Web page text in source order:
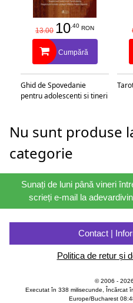
13.00 10.40 RON
Cumpără
Ghid de Spovedanie
pentru adolescenti si tineri
Nu sunt produse
categorie
Sunați de luni până vineri
scrieți e-mail la
Contact |
Politica de retur și
© 2006 -
Executat în 338 milisecunde, Încărcat
Europe/Bucharest